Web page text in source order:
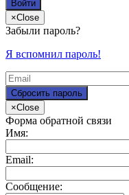
×Close
Забыли пароль?
Я вспомнил пароль!
×Close
Форма обратной связи
Имя:
Email:
Сообщение: